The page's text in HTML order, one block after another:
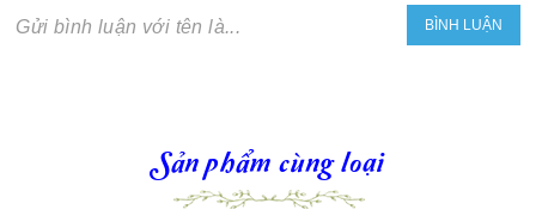
Gửi bình luận với tên là...
Sản phẩm cùng loại